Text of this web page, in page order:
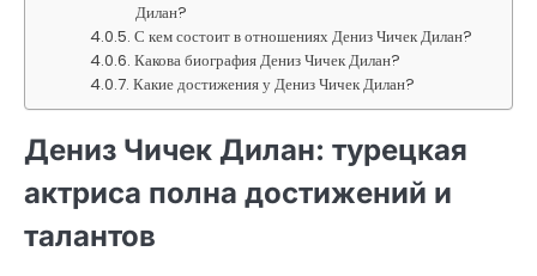
Дилан?
С кем состоит в отношениях Дениз Чичек Дилан?
Какова биография Дениз Чичек Дилан?
Какие достижения у Дениз Чичек Дилан?
Дениз Чичек Дилан: турецкая
актриса полна достижений и
талантов